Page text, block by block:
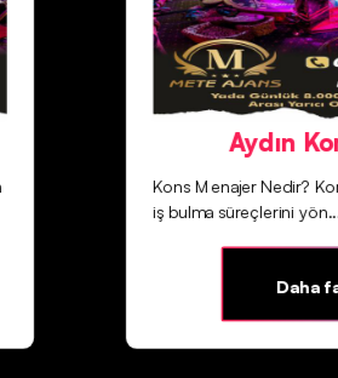
Aydın
Kons Menajer Nedir?
iş bulma süreçlerini
Daha